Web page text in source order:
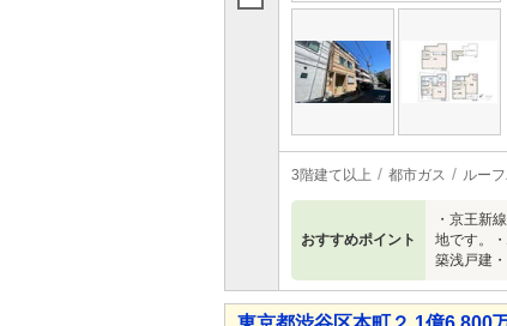
3階建て以上 都市ガス ルー
おすすめポイント
・京王新
地です。
築浅戸建